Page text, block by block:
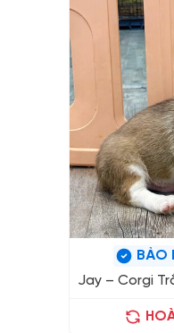
BẢO
Jay – Corgi